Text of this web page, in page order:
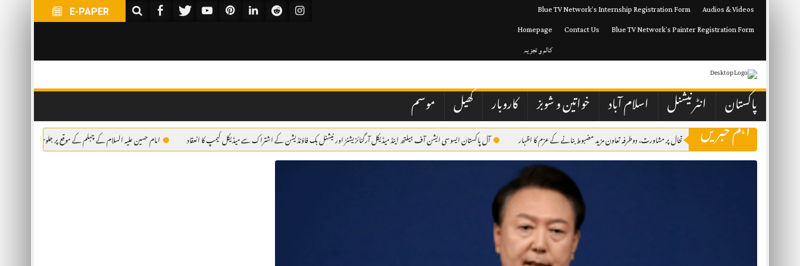
to
E-PAPER Audios & Videos
Blue TV Network’s Internship Registration Form
Blue TV Network’s Painter Registration Form
Contact Us
Homepage
کالم و تجزیہ
پاکستان انٹرنیشنل اسلام آباد خواتین و شوبز کاروبار کھیل موسم
اہم خبریں
نے مشرقِ وسطیٰ کی صورتحال پر مشاورت، دوطرفہ تعاون مزید مضبوط بنانے کے عزم کا اظہار آل پاکستان ایسوسی ایشن آف ہیلتھ اینڈ میڈیکل آرگنائزیشنز اور نیشنل بک فاؤنڈیشن کے اشتراک سے میڈیکل کیمپ کا انعقاد امام حسین علیہ السلام کے چہلم کے موقع پر جلوس کے شرکاء کے لئے فری میڈیکل